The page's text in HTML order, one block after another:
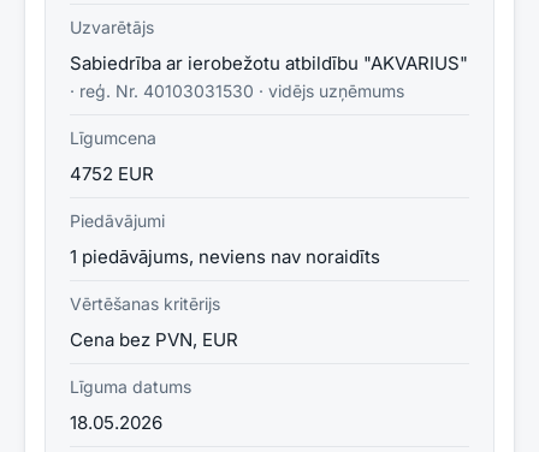
Uzvarētājs
Sabiedrība ar ierobežotu atbildību "AKVARIUS"
· reģ. Nr. 40103031530 · vidējs uzņēmums
Līgumcena
4752 EUR
Piedāvājumi
1 piedāvājums, neviens nav noraidīts
Vērtēšanas kritērijs
Cena bez PVN, EUR
Līguma datums
18.05.2026